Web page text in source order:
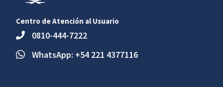
Centro de Atención al Usuario
0810-444-7222
WhatsApp: +54 221 4377116